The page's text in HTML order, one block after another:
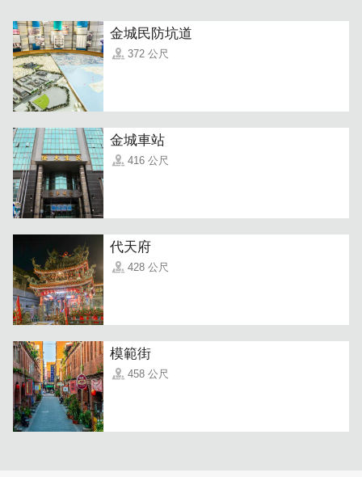
※資料來源：金合利鋼刀 官方粉絲團 / 官網
金城民防坑道
372 公尺
金城車站
416 公尺
代天府
428 公尺
模範街
458 公尺